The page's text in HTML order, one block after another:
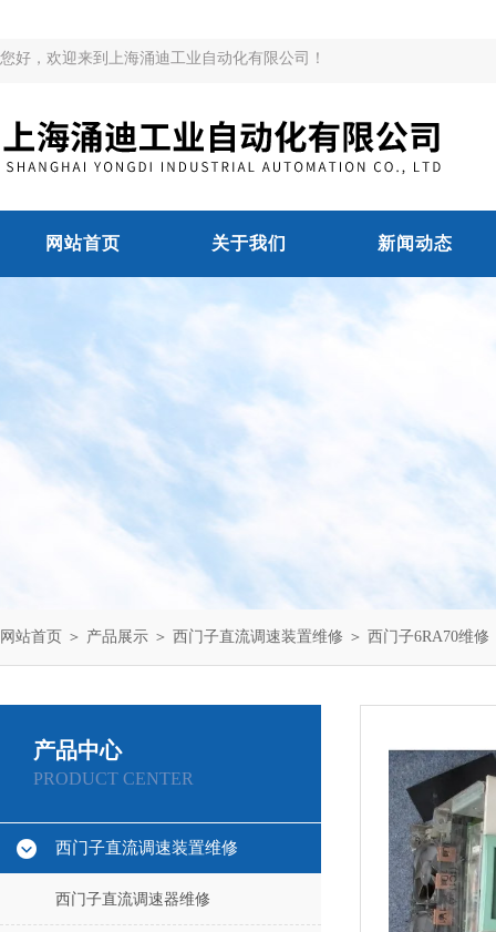
您好，欢迎来到上海涌迪工业自动化有限公司！
网站首页 关于我们 新闻动态
网站首页 ＞ 产品展示 ＞ 西门子直流调速装置维修 ＞ 西门子6RA70维修
产品中心
PRODUCT CENTER
西门子直流调速装置维修
西门子直流调速器维修